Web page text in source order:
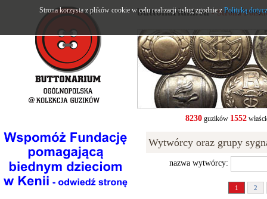
buttonarium.eu- Strona
8230guzików 1552
Wytwórcy oraz grupy
nazwa wytwórcy:
1 2
Strona korzysta z plików cookie w celu realizacji usług zgodnie zPolityką